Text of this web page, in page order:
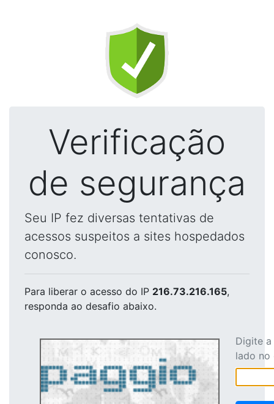
Verificação
de segurança
Seu IP fez diversas tentativas de
acessos suspeitos a sites hospedados
conosco.
Para liberar o acesso do IP 216.73.216.165,
responda ao desafio abaixo.
Digite
lado no